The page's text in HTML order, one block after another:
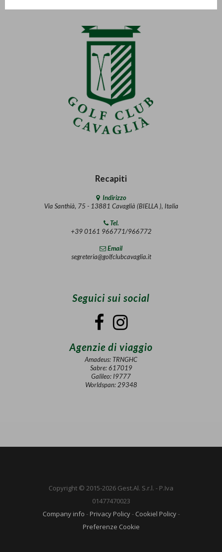
Recapiti
Indirizzo
Via Santhià, 75 - 13881 Cavaglià (BIELLA ), Italia
Tel.
+39 0161 966771/966772
Email
segreteria@golfclubcavaglia.it
Seguici sui social
Agenzie di viaggio
Amadeus: TRNGHC
Sabre: 617019
Galileo: I9777
Worldspan: 29348
Copyright © 2015-2026 Gest.Al. S.r.l. - P.Iva
01477470023
Company info - Privacy Policy- Cookiel Policy-
Preferenze Cookie